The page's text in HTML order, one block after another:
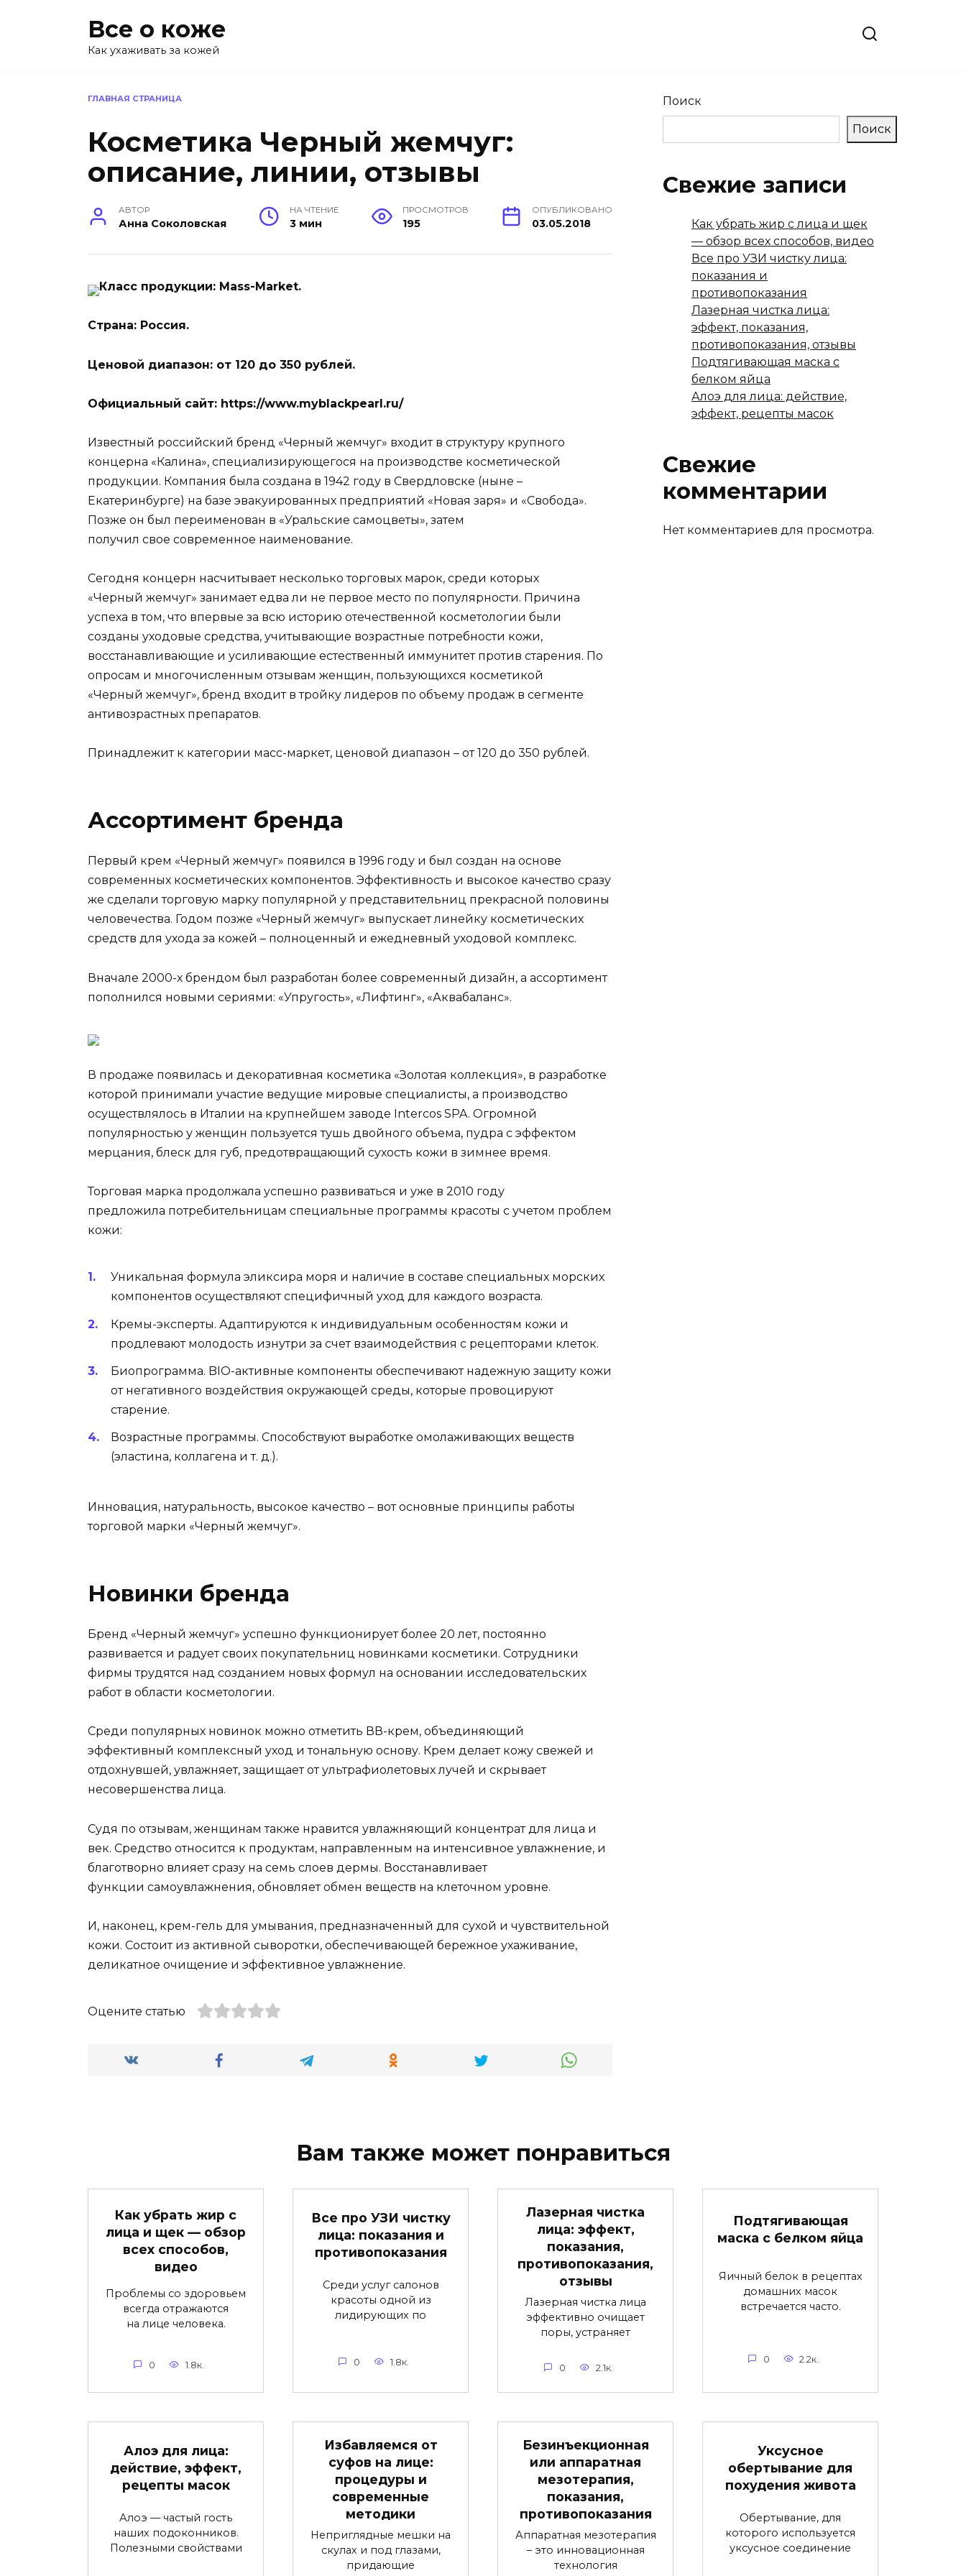
Все о коже
Как ухаживать за кожей
ГЛАВНАЯ СТРАНИЦА
Косметика Черный жемчуг:
описание, линии, отзывы
АВТОР
Анна Соколовская
НА ЧТЕНИЕ
3 мин
ПРОСМОТРОВ
195
ОПУБЛИКОВАНО
03.05.2018
Класс продукции: Mass-Market.
Страна: Россия.
Ценовой диапазон: от 120 до 350 рублей.
Официальный сайт: https://www.myblackpearl.ru/
Известный российский бренд «Черный жемчуг» входит в структуру крупного
концерна «Калина», специализирующегося на производстве косметической
продукции. Компания была создана в 1942 году в Свердловске (ныне –
Екатеринбурге) на базе эвакуированных предприятий «Новая заря» и «Свобода».
Позже он был переименован в «Уральские самоцветы», затем
получил свое современное наименование.
Сегодня концерн насчитывает несколько торговых марок, среди которых
«Черный жемчуг» занимает едва ли не первое место по популярности. Причина
успеха в том, что впервые за всю историю отечественной косметологии были
созданы уходовые средства, учитывающие возрастные потребности кожи,
восстанавливающие и усиливающие естественный иммунитет против старения. По
опросам и многочисленным отзывам женщин, пользующихся косметикой
«Черный жемчуг», бренд входит в тройку лидеров по объему продаж в сегменте
антивозрастных препаратов.
Принадлежит к категории масс-маркет, ценовой диапазон – от 120 до 350 рублей.
Ассортимент бренда
Первый крем «Черный жемчуг» появился в 1996 году и был создан на основе
современных косметических компонентов. Эффективность и высокое качество сразу
же сделали торговую марку популярной у представительниц прекрасной половины
человечества. Годом позже «Черный жемчуг» выпускает линейку косметических
средств для ухода за кожей – полноценный и ежедневный уходовой комплекс.
Вначале 2000-х брендом был разработан более современный дизайн, а ассортимент
пополнился новыми сериями: «Упругость», «Лифтинг», «Аквабаланс».
В продаже появилась и декоративная косметика «Золотая коллекция», в разработке
которой принимали участие ведущие мировые специалисты, а производство
осуществлялось в Италии на крупнейшем заводе Intercos SPA. Огромной
популярностью у женщин пользуется тушь двойного объема, пудра с эффектом
мерцания, блеск для губ, предотвращающий сухость кожи в зимнее время.
Торговая марка продолжала успешно развиваться и уже в 2010 году
предложила потребительницам специальные программы красоты с учетом проблем
кожи:
Уникальная формула эликсира моря и наличие в составе специальных морских
компонентов осуществляют специфичный уход для каждого возраста.
Кремы-эксперты. Адаптируются к индивидуальным особенностям кожи и
продлевают молодость изнутри за счет взаимодействия с рецепторами клеток.
Биопрограмма. BIО-активные компоненты обеспечивают надежную защиту кожи
от негативного воздействия окружающей среды, которые провоцируют
старение.
Возрастные программы. Способствуют выработке омолаживающих веществ
(эластина, коллагена и т. д.).
Инновация, натуральность, высокое качество – вот основные принципы работы
торговой марки «Черный жемчуг».
Новинки бренда
Бренд «Черный жемчуг» успешно функционирует более 20 лет, постоянно
развивается и радует своих покупательниц новинками косметики. Сотрудники
фирмы трудятся над созданием новых формул на основании исследовательских
работ в области косметологии.
Среди популярных новинок можно отметить ВВ-крем, объединяющий
эффективный комплексный уход и тональную основу. Крем делает кожу свежей и
отдохнувшей, увлажняет, защищает от ультрафиолетовых лучей и скрывает
несовершенства лица.
Судя по отзывам, женщинам также нравится увлажняющий концентрат для лица и
век. Средство относится к продуктам, направленным на интенсивное увлажнение, и
благотворно влияет сразу на семь слоев дермы. Восстанавливает
функции самоувлажнения, обновляет обмен веществ на клеточном уровне.
И, наконец, крем-гель для умывания, предназначенный для сухой и чувствительной
кожи. Состоит из активной сыворотки, обеспечивающей бережное ухаживание,
деликатное очищение и эффективное увлажнение.
Оцените статью
Поиск
Поиск
Свежие записи
Как убрать жир с лица и щек
— обзор всех способов, видео
Все про УЗИ чистку лица:
показания и
противопоказания
Лазерная чистка лица:
эффект, показания,
противопоказания, отзывы
Подтягивающая маска с
белком яйца
Алоэ для лица: действие,
эффект, рецепты масок
Свежие
комментарии
Нет комментариев для просмотра.
Вам также может понравиться
Как убрать жир с
лица и щек — обзор
всех способов,
видео
Проблемы со здоровьем
всегда отражаются
на лице человека.
0 1.8к.
Все про УЗИ чистку
лица: показания и
противопоказания
Среди услуг салонов
красоты одной из
лидирующих по
0 1.8к.
Лазерная чистка
лица: эффект,
показания,
противопоказания,
отзывы
Лазерная чистка лица
эффективно очищает
поры, устраняет
0 2.1к.
Подтягивающая
маска с белком яйца
Яичный белок в рецептах
домашних масок
встречается часто.
0 2.2к.
Алоэ для лица:
действие, эффект,
рецепты масок
Алоэ — частый гость
наших подоконников.
Полезными свойствами
Избавляемся от
суфов на лице:
процедуры и
современные
методики
Неприглядные мешки на
скулах и под глазами,
придающие
Безинъекционная
или аппаратная
мезотерапия,
показания,
противопоказания
Аппаратная мезотерапия
– это инновационная
технология
Уксусное
обертывание для
похудения живота
Обертывание, для
которого используется
уксусное соединение